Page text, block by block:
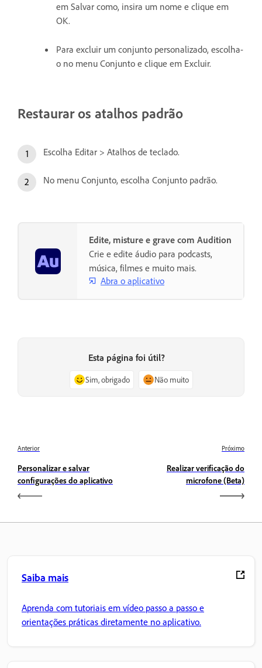
em Salvar como, insira um nome e clique em
OK.
Para excluir um conjunto personalizado, escolha-
o no menu Conjunto e clique em Excluir.
Restaurar os atalhos padrão
Escolha Editar > Atalhos de teclado.
No menu Conjunto, escolha Conjunto padrão.
Edite, misture e grave com Audition
Crie e edite áudio para podcasts,
música, filmes e muito mais.
Abra o aplicativo
Esta página foi útil?
Sim, obrigado Não muito
Anterior
Personalizar e salvar
configurações do aplicativo
Próximo
Realizar verificação do
microfone (Beta)
Saiba mais
Aprenda com tutoriais em vídeo passo a passo e
orientações práticas diretamente no aplicativo.